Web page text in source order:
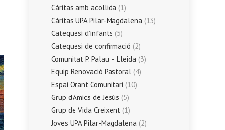
Càritas amb acollida (1)
Càritas UPA Pilar-Magdalena (13)
Catequesi d’infants (5)
Catequesi de confirmació (2)
Comunitat P. Palau – Lleida (3)
Equip Renovació Pastoral (4)
Espai Orant Comunitari (10)
Grup d'Amics de Jesús (5)
Grup de Vida Creixent (1)
Joves UPA Pilar-Magdalena (2)